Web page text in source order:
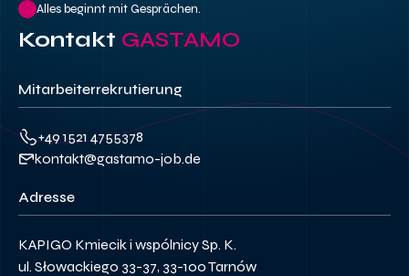
Alles beginnt mit Gesprächen.
Kontakt GASTAMO
Mitarbeiterrekrutierung
+49 1521 4755378
kontakt@gastamo-job.de
Adresse
KAPIGO Kmiecik i wspólnicy Sp. K.
ul. Słowackiego 33-37, 33-100 Tarnów